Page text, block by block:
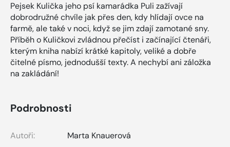
Pejsek Kulička jeho psí kamarádka Puli zažívají
dobrodružné chvíle jak přes den, kdy hlídají ovce na
farmě, ale také v noci, když se jim zdají zamotané sny.
Příběh o Kuličkovi zvládnou přečíst i začínající čtenáři,
kterým kniha nabízí krátké kapitoly, veliké a dobře
čitelné písmo, jednodušší texty. A nechybí ani záložka
na zakládání!
Podrobnosti
Autoři:
Marta Knauerová